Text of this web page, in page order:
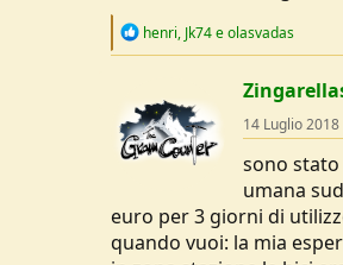
R
t
i
o
n
henri, Jk74eolasvadas
14 Luglio 2018
sono
umana
euro per 3 giorni di
quando vuoi: la mia